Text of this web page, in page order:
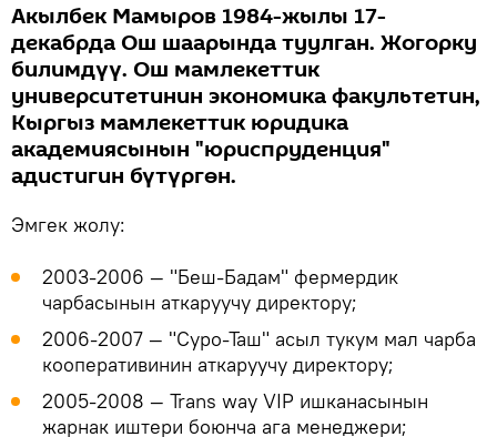
Акылбек Мамыров 1984-жылы 17-
декабрда Ош шаарында туулган. Жогорку
билимдүү. Ош мамлекеттик
университетинин экономика факультетин,
Кыргыз мамлекеттик юридика
академиясынын "юриспруденция"
адистигин бүтүргөн.
Эмгек жолу:
2003-2006 ― "Беш-Бадам" фермердик
чарбасынын аткаруучу директору;
2006-2007 ― "Суро-Таш" асыл тукум мал чарба
кооперативинин аткаруучу директору;
2005-2008 ― Trans way VIP ишканасынын
жарнак иштери боюнча ага менеджери;